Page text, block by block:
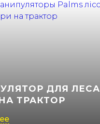
ДЛЯ ЛЕСА
НА ТРАКТОР